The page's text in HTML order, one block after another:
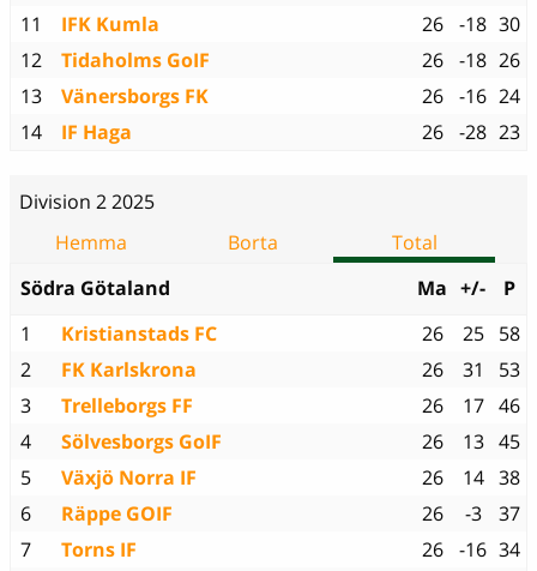
11
IFK Kumla 26 -18 30
12
Tidaholms GoIF 26 -18 26
13
Vänersborgs FK 26 -16 24
14
IF Haga 26 -28 23
Division 2 2025
Hemma
Borta
Total
Södra Götaland
Ma +/-
P
1
Kristianstads FC 26 25
58
2
FK Karlskrona 26 31
53
3
Trelleborgs FF 26 17 46
4
Sölvesborgs GoIF 26 13 45
5
Växjö Norra IF 26 14 38
6
Räppe GOIF 26 -3
37
7
Torns IF 26 -16 34